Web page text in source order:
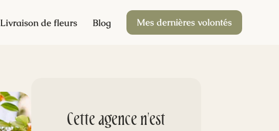
Livraison de fleurs Blog Mes dernières volontés
Cette agence n'est